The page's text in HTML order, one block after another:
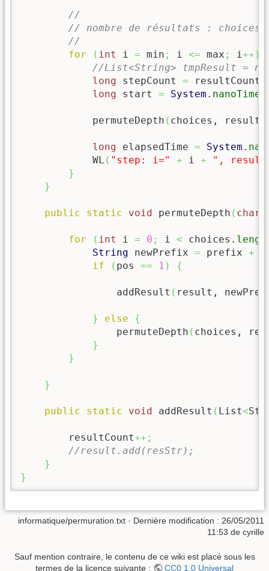
//
// nombre de résultats :
//
for
( int i = min ; i <= max ; i++ )
//List<String> tmpResult =
long stepCount = resultCount
long start = System . nanoTime
            permuteDepth
( choices,
long elapsedTime = System .
            WL
( "step: i=" + i +
",
}
}
public static void permuteDepth ( char
for ( int i = 0 ; i < choices.
String newPrefix = prefix +
if
( pos == 1 ) {
                addResult
( result,
} else
{
                permuteDepth
( choices,
}
}
}
public static void addResult ( List<
        resultCount
++;
//result.add(resStr);
}
}
informatique/permuration.txt · Dernière modification : 26/05/2011
11:53 de cyrille
Sauf mention contraire, le contenu de ce wiki est placé sous les
termes de la licence suivante :
CC0 1.0 Universal